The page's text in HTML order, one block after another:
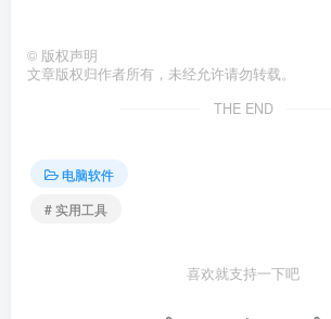
© 版权声明
文章版权归作者所有，未经允许请勿转载。
THE END
电脑软件
# 实用工具
喜欢就支持一下吧